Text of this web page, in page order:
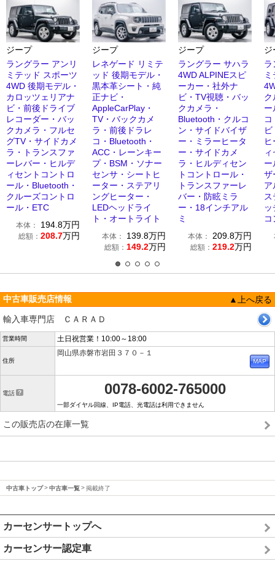
ジープ
ラングラー アンリ
ミテッド スポーツ
4WD 後期モデル・
カロッツェリアナ
ビ・前後ドライブ
レコーダー・バッ
クカメラ・フルセ
グTV・サイドカメ
ラ・トランスファ
ーレバー・ヒルデ
ィセントコントロ
ール・Bluetooth・
クルーズコントロ
ール・ETC
本体： 194.8万円
総額： 208.7万円
ジープ
レネゲード リミテ
ッド 後期モデル・
黒本革シート・純
正ナビ・
AppleCarPlay・
TV・バックカメ
ラ・前後ドラレ
コ・Bluetooth・
ACC・レーンキー
プ・BSM・ソナー
センサ・シートヒ
ーター・ステアリ
ングヒーター・
LEDヘッドライ
ト・オートライト
本体： 139.8万円
総額： 149.2万円
ジープ
ラングラー サハラ
4WD ALPINEスピ
ーカー・社外ナ
ビ・TV視聴・バッ
クカメラ・
Bluetooth・クルコ
ン・サイドバイザ
ー・ミラーヒータ
ー・サイドカメ
ラ・ヒルディセン
トコントロール・
トランスファーレ
バー・防眩ミラ
ー・18インチアル
ミ
本体： 209.8万円
総額： 219.2万円
ジ
ラ
ク
ー
ー
ザ
ア
コ
中古車販売店情報
▲上へ戻る
輸入車専門店 ＣＡＲＡＤ
営業時間 土日祝営業！10:00～18:00
住所
岡山県赤磐市岩田３７０－１
電話 0078-6002-765000
一部ダイヤル回線、IP電話、光電話は利用できません
この販売店の在庫一覧
中古車トップ 中古車一覧 掲載終了
カーセンサートップへ
カーセンサー認定車